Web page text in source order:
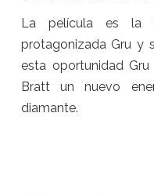
La película es la
protagonizada Gru y
esta oportunidad
Bratt un nuevo
diamante.